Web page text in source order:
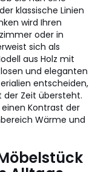
klassische Linien
wird Ihren
oder in
sich als
aus Holz mit
und eleganten
entscheiden,
der Zeit übersteht.
Kontrast der
Wärme und